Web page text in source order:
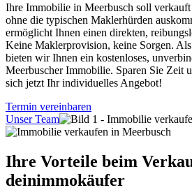
Ihre Immobilie in Meerbusch soll
ohne die typischen Maklerhürden
ermöglicht Ihnen einen direkten,
Keine Maklerprovision, keine Sorgen.
bieten wir Ihnen ein kostenloses,
Meerbuscher Immobilie. Sparen Sie Zeit
sich jetzt Ihr individuelles Angebot!
Termin vereinbaren
Unser Team
Ihre Vorteile beim
deinimmokäufer